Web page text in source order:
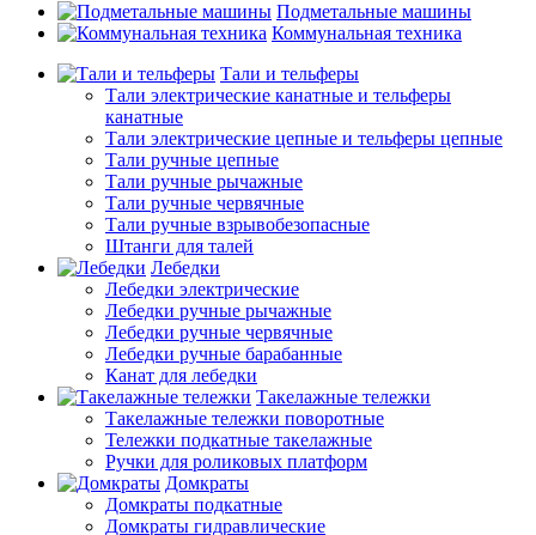
Подметальные машины
Коммунальная техника
Тали и тельферы
Тали электрические канатные и тельферы
канатные
Тали электрические цепные и тельферы цепные
Тали ручные цепные
Тали ручные рычажные
Тали ручные червячные
Тали ручные взрывобезопасные
Штанги для талей
Лебедки
Лебедки электрические
Лебедки ручные рычажные
Лебедки ручные червячные
Лебедки ручные барабанные
Канат для лебедки
Такелажные тележки
Такелажные тележки поворотные
Тележки подкатные такелажные
Ручки для роликовых платформ
Домкраты
Домкраты подкатные
Домкраты гидравлические